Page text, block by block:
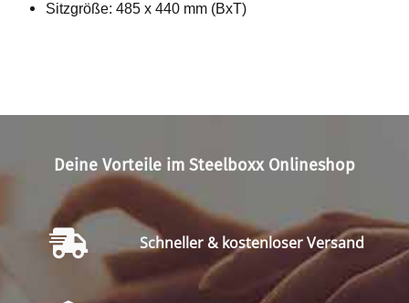
Sitzgröße: 485 x 440 mm (BxT)
Deine Vorteile im Steelboxx Onlineshop
Schneller & kostenloser Versand